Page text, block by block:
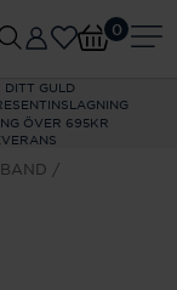
DITT GULD
ÖVER 695KR
0